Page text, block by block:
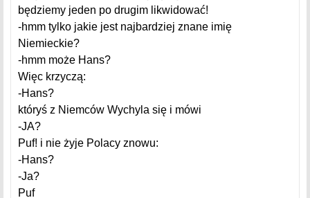
będziemy jeden po drugim likwidować!
-hmm tylko jakie jest najbardziej znane imię
Niemieckie?
-hmm może Hans?
Więc krzyczą:
-Hans?
któryś z Niemców Wychyla się i mówi
-JA?
Puf! i nie żyje Polacy znowu:
-Hans?
-Ja?
Puf